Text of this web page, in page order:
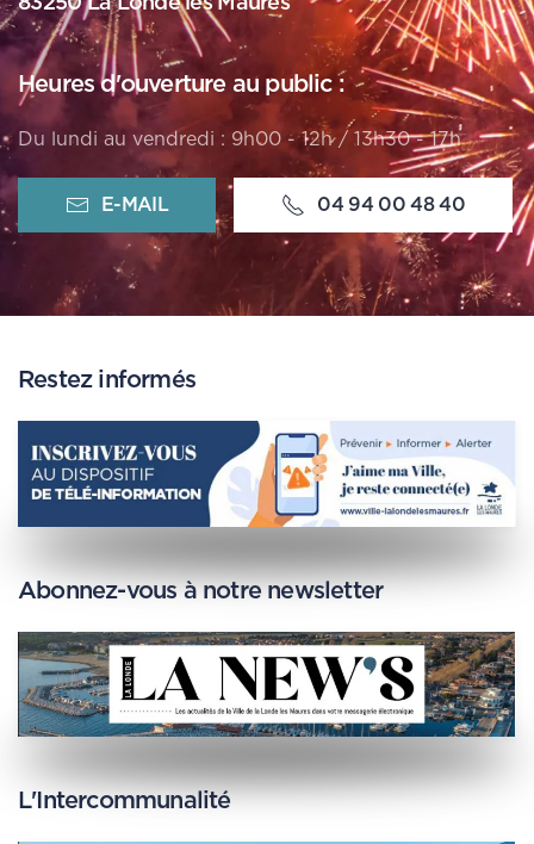
Heures d'ouverture au public :
Du lundi au vendredi : 9h00 - 12h / 13h30 - 17h
E-MAIL 04 94 00 48 40
Restez informés
Abonnez-vous à notre newsletter
L'Intercommunalité